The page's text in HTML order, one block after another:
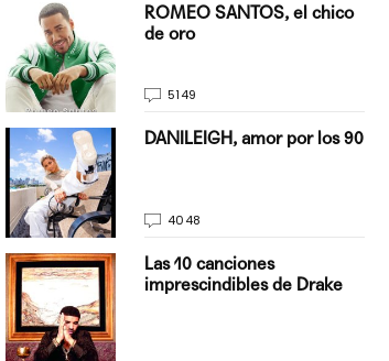
ROMEO SANTOS, el chico
de oro
5149
DANILEIGH, amor por los 90
4048
Las 10 canciones
imprescindibles de Drake